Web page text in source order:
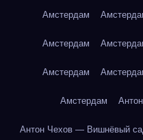
Амстердам
Амстердам
Амстердам
Амстердам
Антон Чехов — Вишнёвый